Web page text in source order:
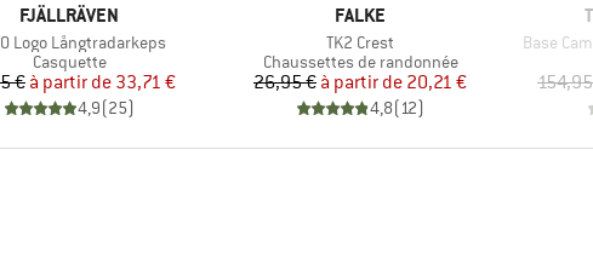
MARQUE
FJÄLLRÄVEN
Logo Långtradarkeps
Product group
Casquette
Prix
€ Prix réduit
à partir de 33,71 €
4,9(25)
MARQUE
FALKE
Article
TK2 Crest
Product group
Chaussettes de randonnée
Prix
26,95 € Prix réduit
à partir de 20,21 €
4,8( 12)
Article
Base